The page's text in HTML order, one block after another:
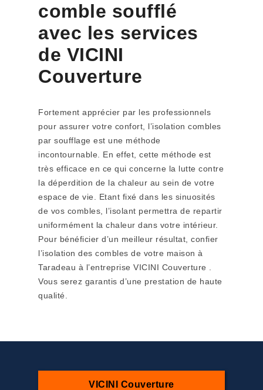
comble soufflé
avec les services
de VICINI
Couverture
Fortement apprécier par les professionnels
pour assurer votre confort, l’isolation combles
par soufflage est une méthode
incontournable. En effet, cette méthode est
très efficace en ce qui concerne la lutte contre
la déperdition de la chaleur au sein de votre
espace de vie. Etant fixé dans les sinuosités
de vos combles, l’isolant permettra de repartir
uniformément la chaleur dans votre intérieur.
Pour bénéficier d’un meilleur résultat, confier
l’isolation des combles de votre maison à
Taradeau à l’entreprise VICINI Couverture .
Vous serez garantis d’une prestation de haute
qualité.
VICINI Couverture